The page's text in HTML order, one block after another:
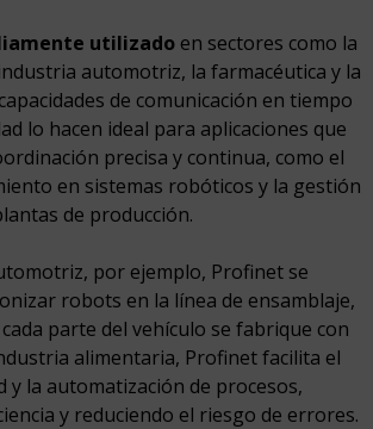
utilizado en sectores como la
automotriz, la farmacéutica y la
de comunicación en tiempo
lo hacen ideal para aplicaciones que
precisa y continua, como el
en sistemas robóticos y la gestión
de producción.
por ejemplo, Profinet se
robots en la línea de ensamblaje,
parte del vehículo se fabrique con
alimentaria, Profinet facilita el
y la automatización de procesos,
y reduciendo el riesgo de errores.